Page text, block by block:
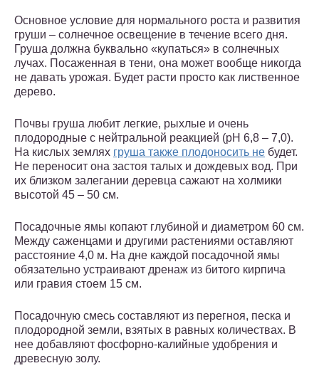
Основное условие для нормального роста и развития
груши – солнечное освещение в течение всего дня.
Груша должна буквально «купаться» в солнечных
лучах. Посаженная в тени, она может вообще никогда
не давать урожая. Будет расти просто как лиственное
дерево.
Почвы груша любит легкие, рыхлые и очень
плодородные с нейтральной реакцией (рН 6,8 – 7,0).
На кислых землях груша также плодоносить не будет.
Не переносит она застоя талых и дождевых вод. При
их близком залегании деревца сажают на холмики
высотой 45 – 50 см.
Посадочные ямы копают глубиной и диаметром 60 см.
Между саженцами и другими растениями оставляют
расстояние 4,0 м. На дне каждой посадочной ямы
обязательно устраивают дренаж из битого кирпича
или гравия стоем 15 см.
Посадочную смесь составляют из перегноя, песка и
плодородной земли, взятых в равных количествах. В
нее добавляют фосфорно-калийные удобрения и
древесную золу.